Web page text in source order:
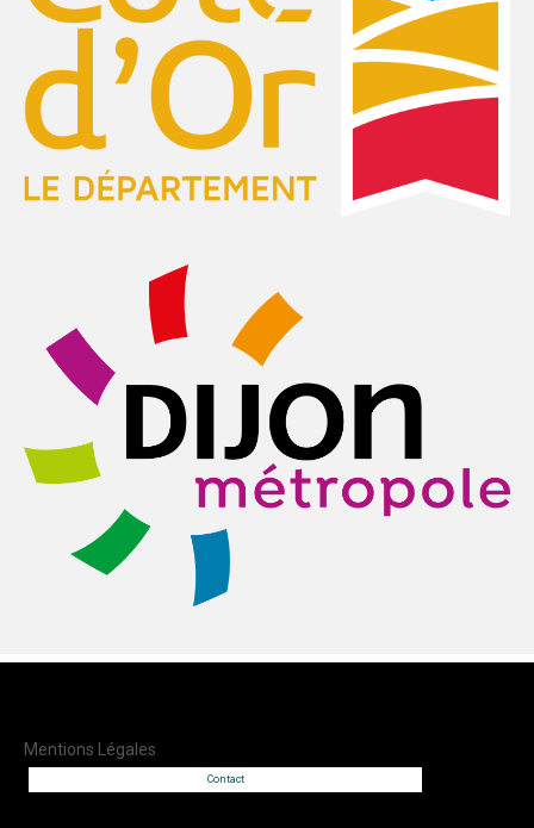
Mentions Légales
Contact